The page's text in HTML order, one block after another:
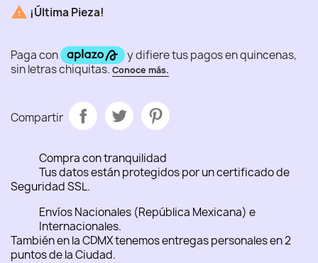
 ¡Última Pieza!
Compartir
Compra con tranquilidad
Tus datos están protegidos por un certificado de
Seguridad SSL.
Envíos Nacionales (República Mexicana) e
Internacionales.
También en la CDMX tenemos entregas personales en 2
puntos de la Ciudad.